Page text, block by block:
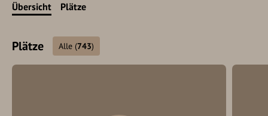
Übersicht Plätze
Plätze Alle (743)